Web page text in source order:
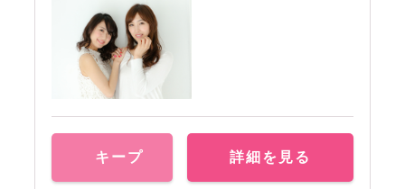
キープ 詳細を見る